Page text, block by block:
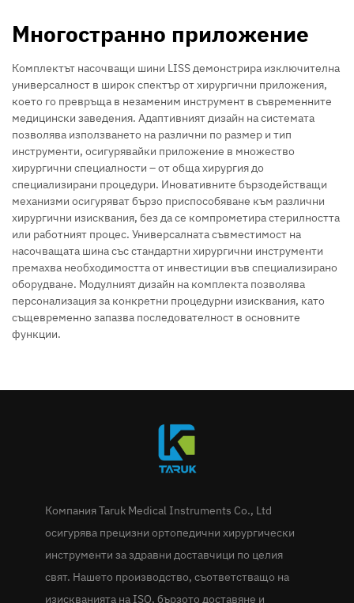
Многостранно приложение
Комплектът насочващи шини LISS демонстрира изключителна
универсалност в широк спектър от хирургични приложения,
което го превръща в незаменим инструмент в съвременните
медицински заведения. Адаптивният дизайн на системата
позволява използването на различни по размер и тип
инструменти, осигурявайки приложение в множество
хирургични специалности – от обща хирургия до
специализирани процедури. Иновативните бързодействащи
механизми осигуряват бързо приспособяване към различни
хирургични изисквания, без да се компрометира стерилността
или работният процес. Универсалната съвместимост на
насочващата шина със стандартни хирургични инструменти
премахва необходимостта от инвестиции във специализирано
оборудване. Модулният дизайн на комплекта позволява
персонализация за конкретни процедурни изисквания, като
същевременно запазва последователност в основните
функции.
Компания Taruk Medical Instruments Co., Ltd
осигурява прецизни ортопедични хирургически
инструменти за здравни доставчици по целия
свят. Нашето производство, съответстващо на
изискванията на ISO, бързото доставяне и